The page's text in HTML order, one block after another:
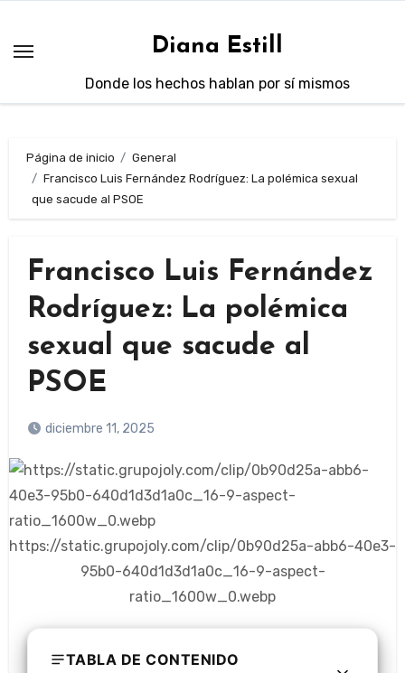
contenido
Diana Estill
Donde los hechos hablan por sí mismos
Página de inicio
General
Francisco Luis Fernández Rodríguez: La polémica sexual
que sacude al PSOE
Francisco Luis Fernández
Rodríguez: La polémica
sexual que sacude al
PSOE
diciembre 11, 2025
https://static.grupojoly.com/clip/0b90d25a-abb6-40e3-
95b0-640d1d3d1a0c_16-9-aspect-
ratio_1600w_0.webp
TABLA DE CONTENIDO